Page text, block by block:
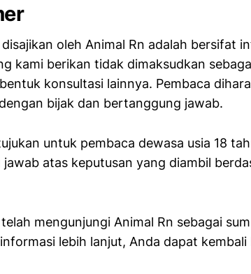
oleh Animal Rn adalah bersifat
kami berikan tidak dimaksudkan
konsultasi lainnya. Pembaca
bijak dan bertanggung jawab.
untuk pembaca dewasa usia 18
atas keputusan yang diambil
mengunjungi Animal Rn sebagai
lebih lanjut, Anda dapat kembali